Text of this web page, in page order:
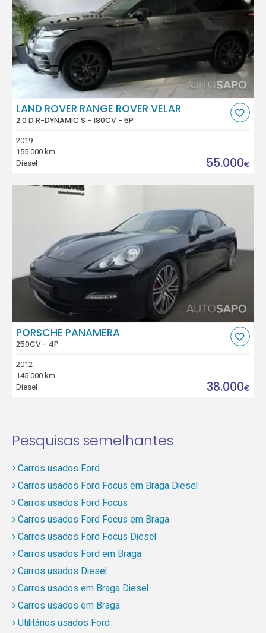
LAND ROVER RANGE ROVER VELAR
2.0 D R-DYNAMIC S - 180CV - 5P
2019
155.000 km
Diesel
55.000€
PORSCHE PANAMERA
250CV - 4P
2012
145.000 km
Diesel
38.000€
Pesquisas semelhantes
Carros usados Ford
Carros usados Ford Focus em Braga Diesel
Carros usados Ford Focus
Carros usados Ford Focus em Braga
Carros usados Ford Focus Diesel
Carros usados Ford em Braga
Carros usados Diesel
Carros usados em Braga Diesel
Carros usados em Braga
Utilitários usados Ford